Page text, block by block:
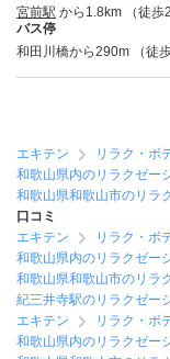
宮前駅 から1.8km （徒歩
バス停
和田川橋から290m （徒歩
エキテン リラク・ボ
和歌山県内のリラクゼー
和歌山県和歌山市のリラ
口コミ
エキテン
リラク・ボ
和歌山県内のリラクゼー
和歌山県和歌山市のリラ
紀三井寺駅のリラクゼー
エキテン
リラク・ボ
和歌山県内のリラクゼー